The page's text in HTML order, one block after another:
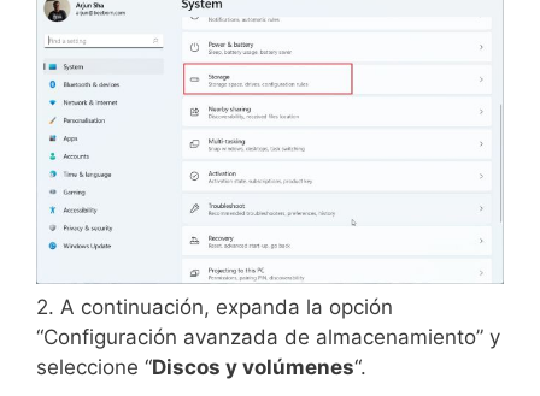
2. A continuación, expanda la opción
“Configuración avanzada de almacenamiento” y
seleccione “Discos y volúmenes“.